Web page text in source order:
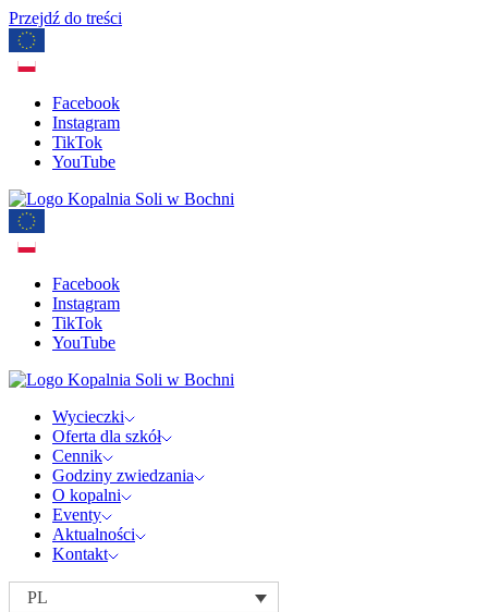
Przejdź do treści
Facebook
Instagram
TikTok
YouTube
Facebook
Instagram
TikTok
YouTube
Wycieczki
Oferta dla szkół
Cennik
Godziny zwiedzania
O kopalni
Eventy
Aktualności
Kontakt
PL